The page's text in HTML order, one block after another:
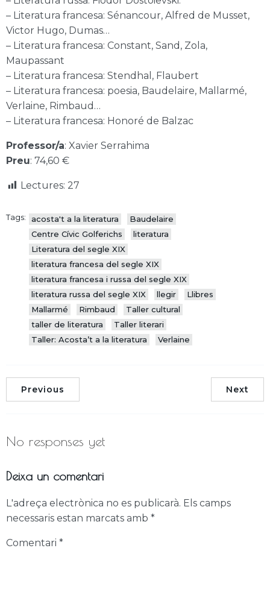
– Literatura francesa: Sénancour, Alfred de Musset,
Victor Hugo, Dumas…
– Literatura francesa: Constant, Sand, Zola,
Maupassant
– Literatura francesa: Stendhal, Flaubert
– Literatura francesa: poesia, Baudelaire, Mallarmé,
Verlaine, Rimbaud…
– Literatura francesa: Honoré de Balzac
Professor/a: Xavier Serrahima
Preu: 74,60 €
Lectures: 27
Tags: acosta't a la literatura
Baudelaire
Centre Cívic Golferichs
literatura
Literatura del segle XIX
literatura francesa del segle XIX
literatura francesa i russa del segle XIX
literatura russa del segle XIX
llegir
Llibres
Mallarmé
Rimbaud
Taller cultural
taller de literatura
Taller literari
Taller: Acosta’t a la literatura
Verlaine
Previous Next
No responses yet
Deixa un comentari
L'adreça electrònica no es publicarà. Els camps
necessaris estan marcats amb *
Comentari *